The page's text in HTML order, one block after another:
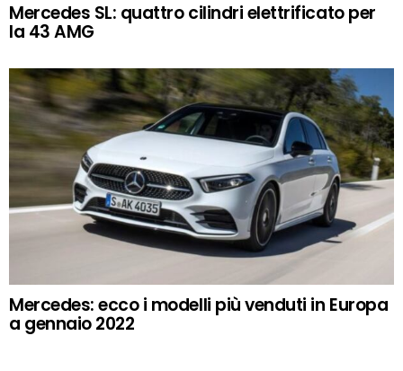
Mercedes SL: quattro cilindri elettrificato per
la 43 AMG
Mercedes: ecco i modelli più venduti in Europa
a gennaio 2022